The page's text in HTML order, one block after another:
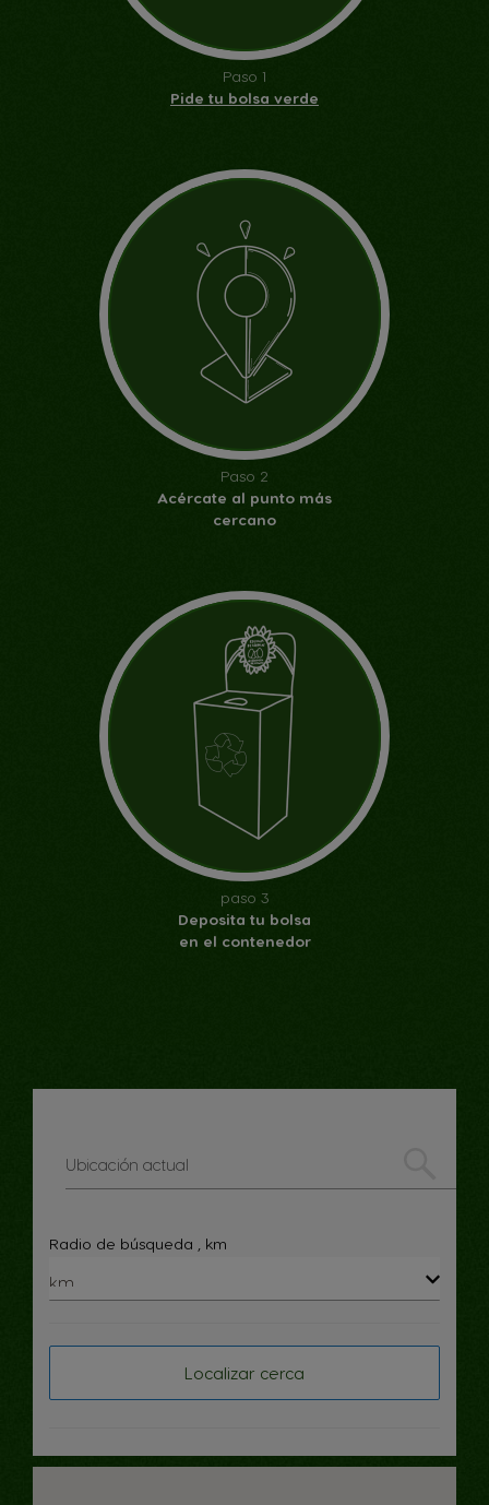
Paso 1
Pide tu bolsa verde
Paso 2
Acércate al punto más
cercano
paso 3
Deposita tu bolsa
en el contenedor
Radio de búsqueda , km
Localizar cerca